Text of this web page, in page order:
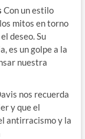
Con un estilo
mitos en torno
deseo. Su
es un golpe a la
nuestra
nos recuerda
y que el
antirracismo y la